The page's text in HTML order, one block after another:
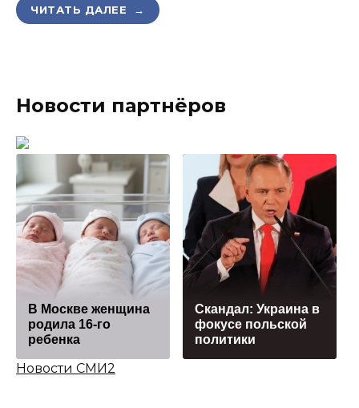
ЧИТАТЬ ДАЛЕЕ →
Новости партнёров
В Москве женщина
родила 16-го
ребенка
Скандал: Украина в
фокусе польской
политики
Новости СМИ2